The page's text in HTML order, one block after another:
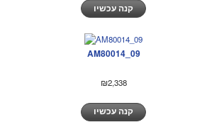
AM80014_09
₪2,338